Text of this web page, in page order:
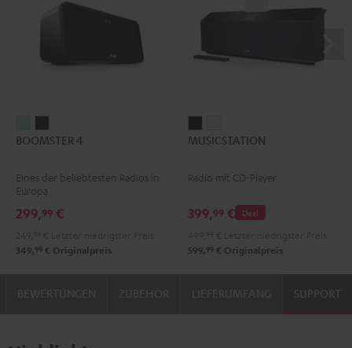
4
Green
4
Black
BOOMSTER 4
Eines der beliebtesten Radios in
Europa.
299,99 €
349, 99 € Originalpreis
Schwarz
Weiß
MUSICSTATION
Radio mit CD-Player
Deal
399,99 €
599, 99 € Originalpreis
SUPPORT